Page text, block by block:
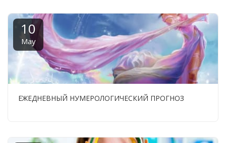
10
May
ЕЖЕДНЕВНЫЙ НУМЕРОЛОГИЧЕСКИЙ ПРОГНОЗ